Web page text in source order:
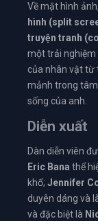
Về mặt hình
hình (split
truyện tranh
một trải nghiệm
của nhân vật từ
mảnh trong
sống của anh.
Diễn xuất
Dàn diễn viên
Eric Bana thể
khổ; Jennifer
duyên dáng và
và đặc biệt là